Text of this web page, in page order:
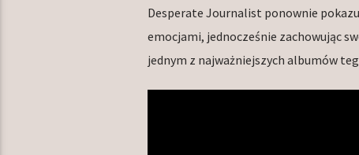
Desperate Journalist ponownie
emocjami, jednocześnie zachowując
jednym z najważniejszych albumów